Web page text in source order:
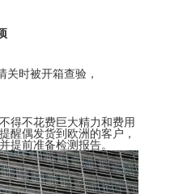
时被开箱查验，
得不花费巨大精力和费用
醒偶发货到欧洲的客户，
提前准备检测报告。